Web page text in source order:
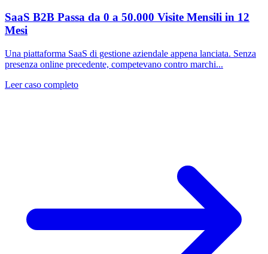
SaaS B2B Passa da 0 a 50.000 Visite Mensili in 12
Mesi
Una piattaforma SaaS di gestione aziendale appena lanciata. Senza
presenza online precedente, competevano contro marchi...
Leer caso completo